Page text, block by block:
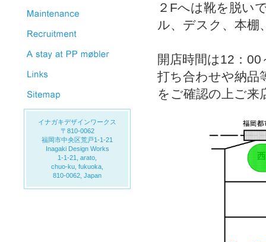
イナガキデザインワークス
〒810-0062
福岡市中央区荒戸1-1-21
Inagaki Design Works
1-1-21, arato,
chuo-ku, fukuoka,
810-0062, Japan
２Fへは靴を脱い
ル、デスク、本棚
開店時間は12：
打ち合わせや納品
をご確認の上ご来